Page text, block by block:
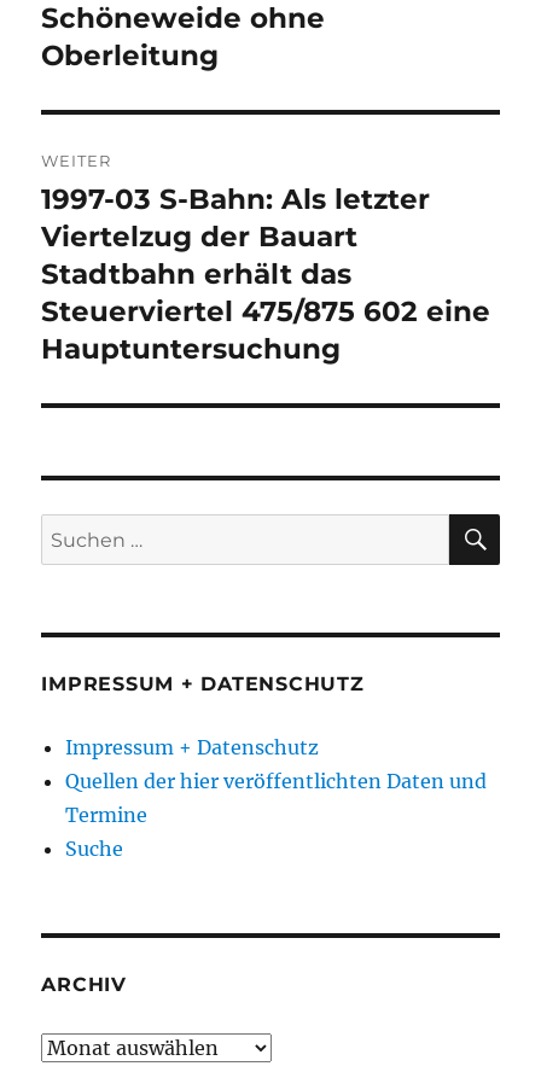
Beitrag:
Schöneweide ohne
Oberleitung
WEITER
Nächster
Beitrag:
1997-03 S-Bahn: Als letzter
Viertelzug der Bauart
Stadtbahn erhält das
Steuerviertel 475/875 602 eine
Hauptuntersuchung
Suchen
nach:
IMPRESSUM + DATENSCHUTZ
Impressum + Datenschutz
Quellen der hier veröffentlichten Daten und
Termine
Suche
ARCHIV
Archiv